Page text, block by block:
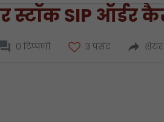
स्टॉक SIP ऑर्डर
0 टिप्पणी 3 पसंद शेयर